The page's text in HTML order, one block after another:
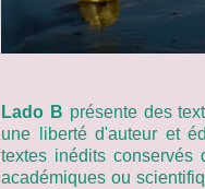
Lado B présente des
une liberté d'auteur et
textes inédits conservés
académiques ou